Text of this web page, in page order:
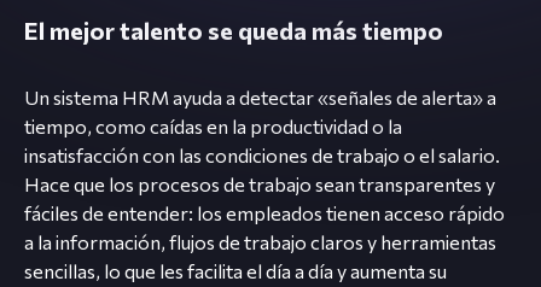
El mejor talento se queda más tiempo
Un sistema HRM ayuda a detectar «señales de alerta» a
tiempo, como caídas en la productividad o la
insatisfacción con las condiciones de trabajo o el salario.
Hace que los procesos de trabajo sean transparentes y
fáciles de entender: los empleados tienen acceso rápido
a la información, flujos de trabajo claros y herramientas
sencillas, lo que les facilita el día a día y aumenta su